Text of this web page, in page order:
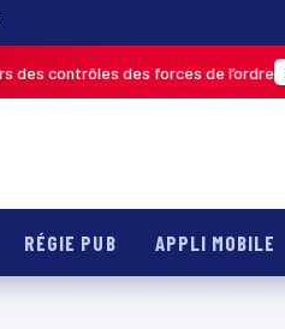
des forces de l’ordre MARTINIQUE
RÉGIE PUB APPLI MOBILE